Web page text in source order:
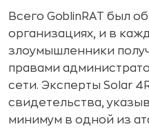
Всего GoblinRAT был
организациях, и в
злоумышленники
правами
сети. Эксперты Solar
свидетельства,
минимум в одной из